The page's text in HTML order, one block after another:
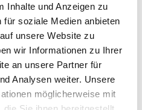
Inhalte und Anzeigen zu
soziale Medien anbieten
unsere Website zu
wir Informationen zu Ihrer
an unsere Partner für
Analysen weiter. Unsere
möglicherweise mit